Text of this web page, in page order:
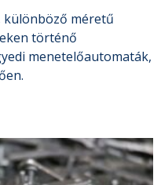
különböző méretű
történő
menetelőautomaták,